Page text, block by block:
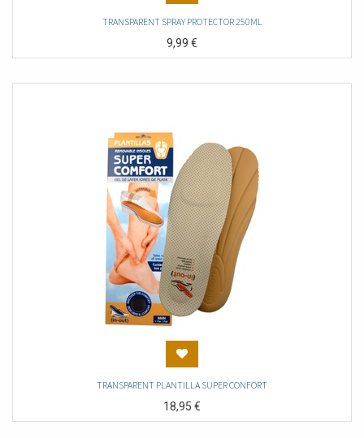
TRANSPARENT SPRAY PROTECTOR 250ML
9,99€
TRANSPARENT PLANTILLA SUPER CONFORT
18,95€